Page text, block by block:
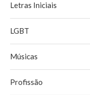
Letras Iniciais
LGBT
Músicas
Profissão